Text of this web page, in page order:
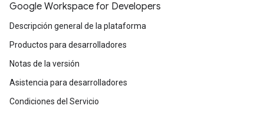
Google Workspace for Developers
Descripción general de la plataforma
Productos para desarrolladores
Notas de la versión
Asistencia para desarrolladores
Condiciones del Servicio